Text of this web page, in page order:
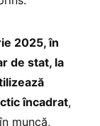
2025, în
de stat, la
încadrat,
muncă,